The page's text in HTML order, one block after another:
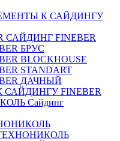
К САЙДИНГУ
САЙДИНГ FINEBER
БРУС
BLOCKHOUSE
STANDART
ДАЧНЫЙ
FINEBER
Сайдинг